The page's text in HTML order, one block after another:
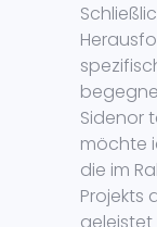
Sidenor
möchte
die im
Projekts